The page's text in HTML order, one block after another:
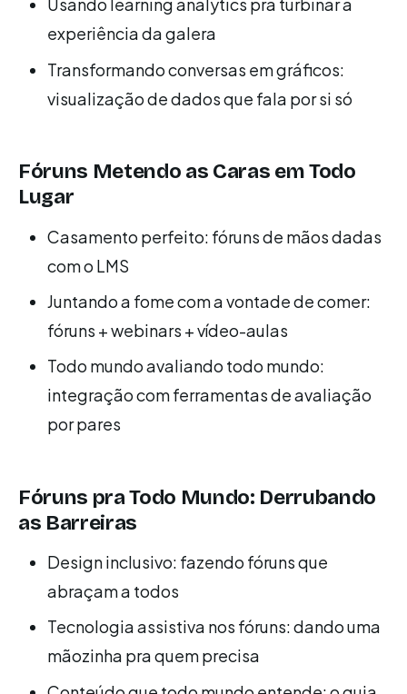
Usando learning analytics pra turbinar a
experiência da galera
Transformando conversas em gráficos:
visualização de dados que fala por si só
Fóruns Metendo as Caras em Todo
Lugar
Casamento perfeito: fóruns de mãos dadas
com o LMS
Juntando a fome com a vontade de comer:
fóruns + webinars + vídeo-aulas
Todo mundo avaliando todo mundo:
integração com ferramentas de avaliação
por pares
Fóruns pra Todo Mundo: Derrubando
as Barreiras
Design inclusivo: fazendo fóruns que
abraçam a todos
Tecnologia assistiva nos fóruns: dando uma
mãozinha pra quem precisa